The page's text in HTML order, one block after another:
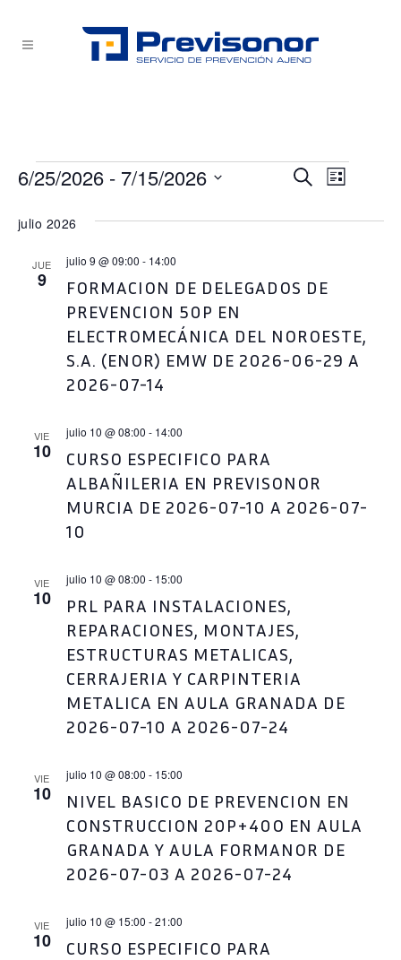
Eventos
DE
VISTAS
BuscarLista
6/25/2026 - 7/15/2026
la
julio 2026
JUE
9
FORMACION DE DELEGADOS DE
PREVENCION 50P EN
ELECTROMECÁNICA DEL NOROESTE,
S.A. (ENOR) EMW DE 2026-06-29 A
2026-07-14
julio 9 @ 09:00 - 14:00
VIE
10
CURSO ESPECIFICO PARA
ALBAÑILERIA EN PREVISONOR
MURCIA DE 2026-07-10 A 2026-07-
10
julio 10 @ 08:00 - 14:00
VIE
10
PRL PARA INSTALACIONES,
REPARACIONES, MONTAJES,
ESTRUCTURAS METALICAS,
CERRAJERIA Y CARPINTERIA
METALICA EN AULA GRANADA DE
2026-07-10 A 2026-07-24
julio 10 @ 08:00 - 15:00
VIE
10
NIVEL BASICO DE PREVENCION EN
CONSTRUCCION 20P+40O EN AULA
GRANADA Y AULA FORMANOR DE
2026-07-03 A 2026-07-24
julio 10 @ 08:00 - 15:00
VIE
10
CURSO ESPECIFICO PARA
julio 10 @ 15:00 -21:00